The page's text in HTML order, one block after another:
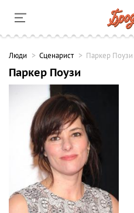
Люди Сценарист Паркер Поузи
Паркер Поузи